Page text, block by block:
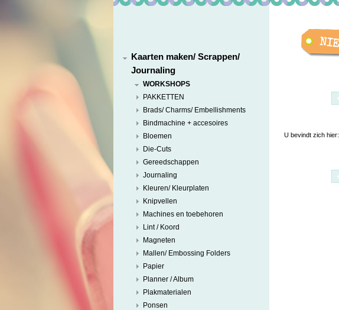
Kaarten maken/ Scrappen/
Journaling
WORKSHOPS
PAKKETTEN
Brads/ Charms/ Embellishments
Bindmachine + accesoires
Bloemen
Die-Cuts
Gereedschappen
Journaling
Kleuren/ Kleurplaten
Knipvellen
Machines en toebehoren
Lint / Koord
Magneten
Mallen/ Embossing Folders
Papier
Planner / Album
Plakmaterialen
Ponsen
U bevindt zich hier: